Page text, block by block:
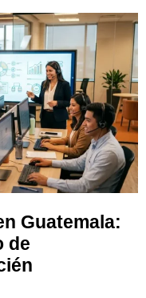
Guatemala:
de